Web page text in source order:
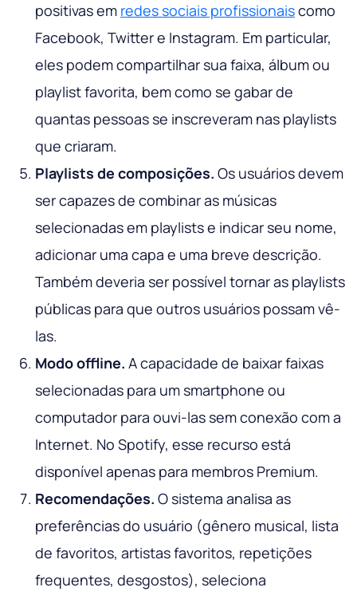
positivas em redes sociais profissionaiscomo
Facebook, Twitter e Instagram. Em particular,
eles podem compartilhar sua faixa, álbum ou
playlist favorita, bem como se gabar de
quantas pessoas se inscreveram nas playlists
que criaram.
Playlists de composições. Os usuários devem
ser capazes de combinar as músicas
selecionadas em playlists e indicar seu nome,
adicionar uma capa e uma breve descrição.
Também deveria ser possível tornar as playlists
públicas para que outros usuários possam vê-
las.
Modo offline. A capacidade de baixar faixas
selecionadas para um smartphone ou
computador para ouvi-las sem conexão com a
Internet. No Spotify, esse recurso está
disponível apenas para membros Premium.
Recomendações. O sistema analisa as
preferências do usuário (gênero musical, lista
de favoritos, artistas favoritos, repetições
frequentes, desgostos), seleciona